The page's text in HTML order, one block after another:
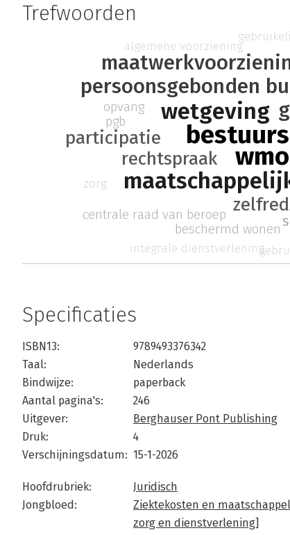
Trefwoorden
wetgeving
persoonsgebonden
rechtspraak
participatie
beschermd wonen
centrale raad van beroep
pgb
opvang
algemene voorziening
zorg
integrale dienstverlening
Specificaties
ISBN13:
9789493376342
Taal:
Nederlands
Bindwijze:
paperback
Aantal pagina's:
246
Uitgever:
Berghauser Pont Publishing
Druk:
4
Verschijningsdatum: 15-1-2026
Hoofdrubriek:
Juridisch
Jongbloed:
Ziektekosten en
zorg en dienstverlening]